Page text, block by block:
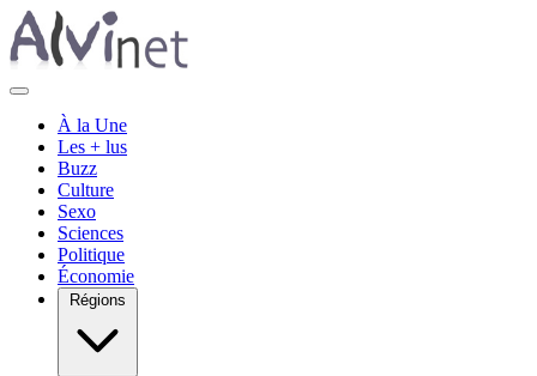
À la Une
Les + lus
Buzz
Culture
Sexo
Sciences
Politique
Économie
Régions